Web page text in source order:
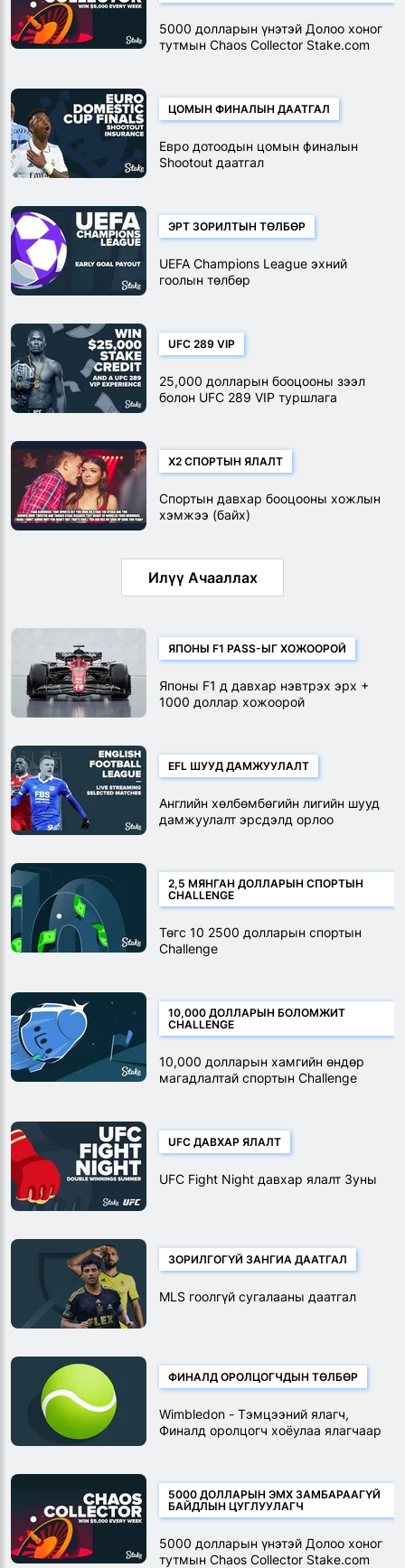
5000 долларын үнэтэй Долоо хоног
тутмын Chaos Collector Stake.com
ЦОМЫН ФИНАЛЫН ДААТГАЛ
Евро дотоодын цомын финалын
Shootout даатгал
ЭРТ ЗОРИЛТЫН ТӨЛБӨР
UEFA Champions League эхний
гоолын төлбөр
UFC 289 VIP
25,000 долларын бооцооны зээл
болон UFC 289 VIP туршлага
X2 СПОРТЫН ЯЛАЛТ
Спортын давхар бооцооны хожлын
хэмжээ (байх)
Илүү Ачааллах
ЯПОНЫ F1 PASS-ЫГ ХОЖООРОЙ
Японы F1 д давхар нэвтрэх эрх +
1000 доллар хожоорой
EFL ШУУД ДАМЖУУЛАЛТ
Английн хөлбөмбөгийн лигийн шууд
дамжуулалт эрсдэлд орлоо
2,5 МЯНГАН ДОЛЛАРЫН СПОРТЫН
CHALLENGE
Төгс 10 2500 долларын спортын
Challenge
10,000 ДОЛЛАРЫН БОЛОМЖИТ
CHALLENGE
10,000 долларын хамгийн өндөр
магадлалтай спортын Challenge
UFC ДАВХАР ЯЛАЛТ
UFC Fight Night давхар ялалт Зуны
ЗОРИЛГОГҮЙ ЗАНГИА ДААТГАЛ
MLS гоолгүй сугалааны даатгал
ФИНАЛД ОРОЛЦОГЧДЫН ТӨЛБӨР
Wimbledon - Тэмцээний ялагч,
Финалд оролцогч хоёулаа ялагчаар
5000 ДОЛЛАРЫН ЭМХ ЗАМБАРААГҮЙ
БАЙДЛЫН ЦУГЛУУЛАГЧ
5000 долларын үнэтэй Долоо хоног
тутмын Chaos Collector Stake.com